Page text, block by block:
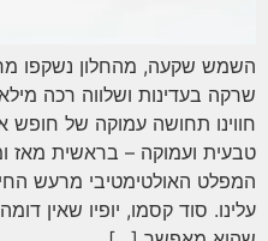
השמש שקעה, מהחלון נשקפו
שרקה בעדינות ושלווה רכה
חווינו תחושה עמוקה של חופש
טבעית ועמוקה – בראשית מאז
המפלט האולטימטיבי מרעש
עלינו. סוד קסמו, יופיו שאין